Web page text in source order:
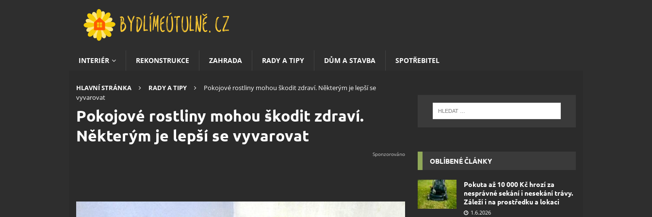
INTERIÉR REKONSTRUKCE ZAHRADA RADY A TIPY DŮM A STAVBA SPOTŘEBITEL
HLAVNÍ STRÁNKA RADY A TIPY
Pokojové rostliny mohou škodit zdraví. Některým je lepší se
vyvarovat
Pokojové rostliny mohou škodit zdraví.
Některým je lepší se vyvarovat
OBLÍBENÉ ČLÁNKY
Pokuta až 10 000 Kč hrozí za
nesprávné sekání i nesekání trávy.
Záleží i na prostředku a lokaci
1.6.2026